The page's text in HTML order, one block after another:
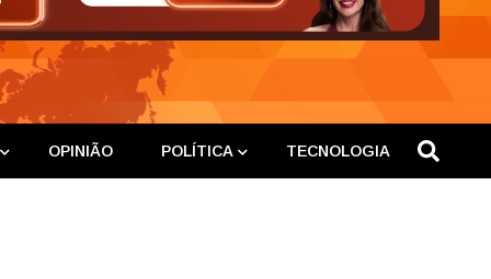
OPINIÃO POLÍTICA TECNOLOGIA